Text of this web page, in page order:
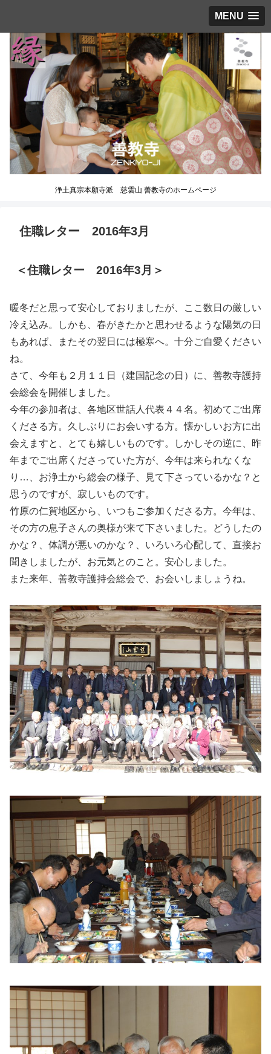
MENU
浄土真宗本願寺派 慈雲山 善教寺のホームページ
住職レター 2016年3月
＜住職レター 2016年3月＞
暖冬だと思って安心しておりましたが、ここ数日の厳しい
冷え込み。しかも、春がきたかと思わせるような陽気の日
もあれば、またその翌日には極寒へ。十分ご自愛ください
ね。
さて、今年も２月１１日（建国記念の日）に、善教寺護持
会総会を開催しました。
今年の参加者は、各地区世話人代表４４名。初めてご出席
くださる方。久しぶりにお会いする方。懐かしいお方に出
会えますと、とても嬉しいものです。しかしその逆に、昨
年までご出席くださっていた方が、今年は来られなくな
り…、お浄土から総会の様子、見て下さっているかな？と
思うのですが、寂しいものです。
竹原の仁賀地区から、いつもご参加くださる方。今年は、
その方の息子さんの奥様が来て下さいました。どうしたの
かな？、体調が悪いのかな？、いろいろ心配して、直接お
聞きしましたが、お元気とのこと。安心しました。
また来年、善教寺護持会総会で、お会いしましょうね。